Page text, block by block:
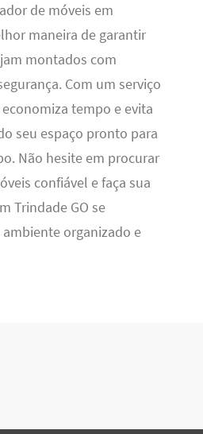
de móveis em
maneira de garantir
montados com
Com um serviço
tempo e evita
seu espaço pronto para
Não hesite em procurar
confiável e faça sua
Trindade GO se
organizado e